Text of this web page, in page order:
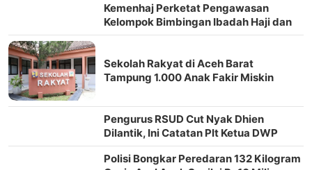
Kemenhaj Perketat Pengawasan
Kelompok Bimbingan Ibadah Haji dan
Umrah di Aceh
Sekolah Rakyat di Aceh Barat
Tampung 1.000 Anak Fakir Miskin
Pengurus RSUD Cut Nyak Dhien
Dilantik, Ini Catatan Plt Ketua DWP
Aceh Barat
Polisi Bongkar Peredaran 132 Kilogram